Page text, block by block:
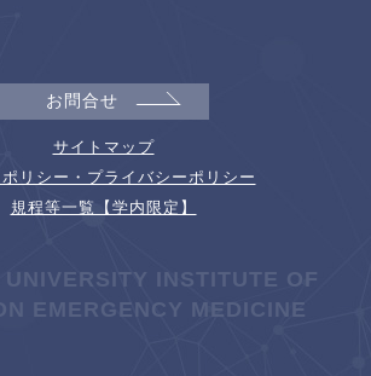
お問合せ
サイトマップ
リシー・プライバシーポリシー
規程等一覧【学内限定】
INSTITUTE OF
EMERGENCY MEDICINE